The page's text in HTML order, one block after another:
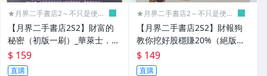
★月界二手書店2～不只是便
【月界二手書店2S2】財富的
秘密（初版一刷）_華萊士．沃
特爾斯_達人文創_原價280
〖理財〗CSW
$ 159
直購
★月界二手書店2～不只是便
【月界二手書店2S2】財報狗
教你挖好股穩賺20%（絕版）_
財報狗_Smart智富_原價280
〖股票〗CSW
$ 149
直購